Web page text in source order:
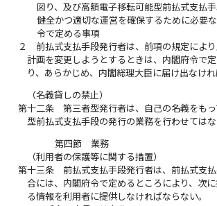
図り、及び高額電子移転可能型前払式支払
健全かつ適切な運営を確保するために必要
令で定める事項
２
前払式支払手段発行者は、前項の規定によ
計画を変更しようとするときは、内閣府令で
り、あらかじめ、内閣総理大臣に届け出なけれ
（名義貸しの禁止）
第十二条
第三者型発行者は、自己の名義をも
型前払式支払手段の発行の業務を行わせてはな
第四節 業務
（利用者の保護等に関する措置）
第十三条
前払式支払手段発行者は、前払式支
合には、内閣府令で定めるところにより、次
る情報を利用者に提供しなければならない。